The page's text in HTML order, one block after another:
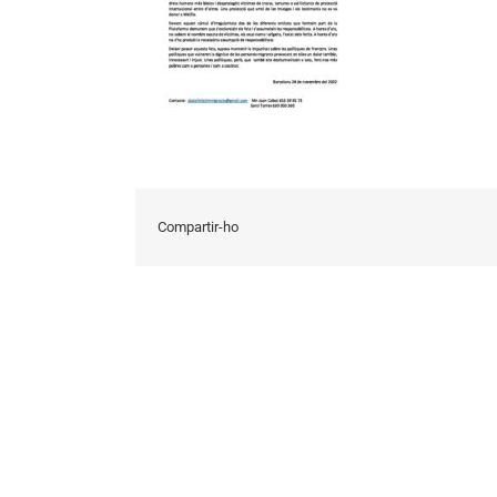
Compartir-ho